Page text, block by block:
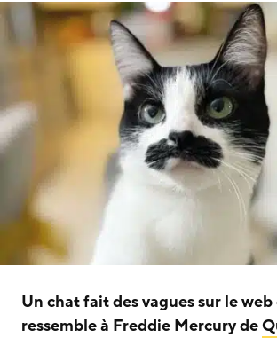
Un chat fait des vagues sur le web
ressemble à Freddie Mercury de